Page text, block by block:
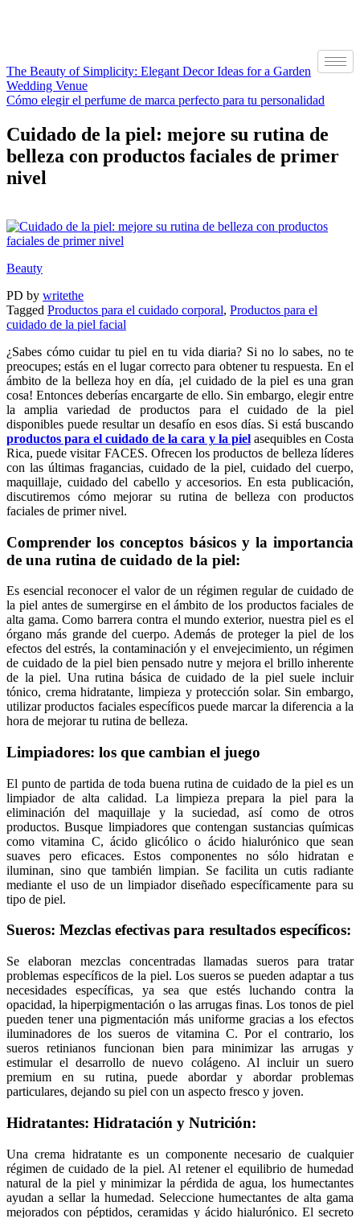
The Beauty of Simplicity: Elegant Decor Ideas for a Garden
Wedding Venue
Cómo elegir el perfume de marca perfecto para tu personalidad
Cuidado de la piel: mejore su rutina de
belleza con productos faciales de primer
nivel
Beauty
PD by writethe
Tagged Productos para el cuidado corporal, Productos para el
cuidado de la piel facial
¿Sabes cómo cuidar tu piel en tu vida diaria? Si no lo sabes, no te
preocupes; estás en el lugar correcto para obtener tu respuesta. En el
ámbito de la belleza hoy en día, ¡el cuidado de la piel es una gran
cosa! Entonces deberías encargarte de ello. Sin embargo, elegir entre
la amplia variedad de productos para el cuidado de la piel
disponibles puede resultar un desafío en esos días. Si está buscando
productos para el cuidado de la cara y la pielasequibles en Costa
Rica, puede visitar FACES. Ofrecen los productos de belleza líderes
con las últimas fragancias, cuidado de la piel, cuidado del cuerpo,
maquillaje, cuidado del cabello y accesorios. En esta publicación,
discutiremos cómo mejorar su rutina de belleza con productos
faciales de primer nivel.
Comprender los conceptos básicos y la importancia
de una rutina de cuidado de la piel:
Es esencial reconocer el valor de un régimen regular de cuidado de
la piel antes de sumergirse en el ámbito de los productos faciales de
alta gama. Como barrera contra el mundo exterior, nuestra piel es el
órgano más grande del cuerpo. Además de proteger la piel de los
efectos del estrés, la contaminación y el envejecimiento, un régimen
de cuidado de la piel bien pensado nutre y mejora el brillo inherente
de la piel. Una rutina básica de cuidado de la piel suele incluir
tónico, crema hidratante, limpieza y protección solar. Sin embargo,
utilizar productos faciales específicos puede marcar la diferencia a la
hora de mejorar tu rutina de belleza.
Limpiadores: los que cambian el juego
El punto de partida de toda buena rutina de cuidado de la piel es un
limpiador de alta calidad. La limpieza prepara la piel para la
eliminación del maquillaje y la suciedad, así como de otros
productos. Busque limpiadores que contengan sustancias químicas
como vitamina C, ácido glicólico o ácido hialurónico que sean
suaves pero eficaces. Estos componentes no sólo hidratan e
iluminan, sino que también limpian. Se facilita un cutis radiante
mediante el uso de un limpiador diseñado específicamente para su
tipo de piel.
Sueros: Mezclas efectivas para resultados específicos:
Se elaboran mezclas concentradas llamadas sueros para tratar
problemas específicos de la piel. Los sueros se pueden adaptar a tus
necesidades específicas, ya sea que estés luchando contra la
opacidad, la hiperpigmentación o las arrugas finas. Los tonos de piel
pueden tener una pigmentación más uniforme gracias a los efectos
iluminadores de los sueros de vitamina C. Por el contrario, los
sueros retinianos funcionan bien para minimizar las arrugas y
estimular el desarrollo de nuevo colágeno. Al incluir un suero
premium en su rutina, puede abordar y abordar problemas
particulares, dejando su piel con un aspecto fresco y joven.
Hidratantes: Hidratación y Nutrición:
Una crema hidratante es un componente necesario de cualquier
régimen de cuidado de la piel. Al retener el equilibrio de humedad
natural de la piel y minimizar la pérdida de agua, los humectantes
ayudan a sellar la humedad. Seleccione humectantes de alta gama
mejorados con péptidos, ceramidas y ácido hialurónico. El secreto